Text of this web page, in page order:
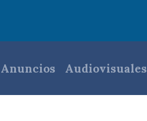
Anuncios Audiovisuales